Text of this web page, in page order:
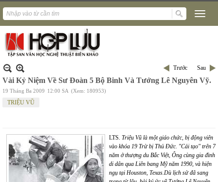
Trước Sau
Vài Kỷ Niệm Về Sư Đoàn 5 Bộ Binh Và Tướng Lê Nguyên Vỹ.
19 Tháng Ba 2009 12:00 SA (Xem: 180953)
TRIỆU VŨ
LTS. Triệu Vũ là một giáo chức, bị động viên
vào khóa 19 Trừ bị Thủ Đức. "Cải tạo" trên 7
năm ở thượng du Bắc Việt, Ông cùng gia đình
di dân qua Liên bang Mỹ năm 1990, và hiện
ngụ tại Houston, Texas.Dù lịch sử đã sang